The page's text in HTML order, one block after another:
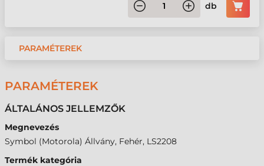
db
PARAMÉTEREK
PARAMÉTEREK
ÁLTALÁNOS JELLEMZŐK
Megnevezés
Symbol (Motorola) Állvány, Fehér, LS2208
Termék kategória